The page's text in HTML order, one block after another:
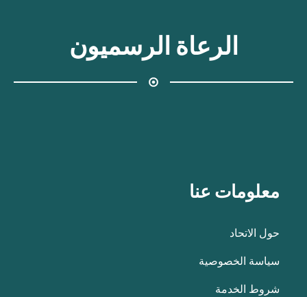
الرعاة الرسميون
معلومات عنا
حول الاتحاد
سياسة الخصوصية
شروط الخدمة